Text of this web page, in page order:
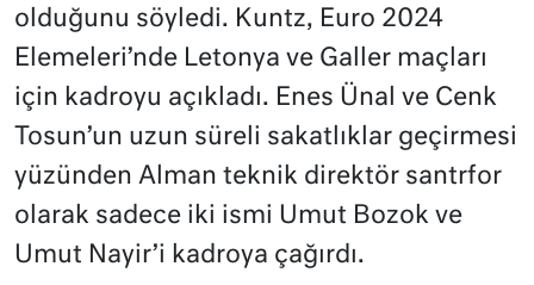
olduğunu söyledi. Kuntz, Euro 2024
Elemeleri’nde Letonya ve Galler maçları
için kadroyu açıkladı. Enes Ünal ve Cenk
Tosun’un uzun süreli sakatlıklar geçirmesi
yüzünden Alman teknik direktör santrfor
olarak sadece iki ismi Umut Bozok ve
Umut Nayir’i kadroya çağırdı.